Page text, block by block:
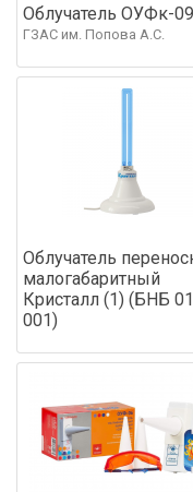
Облучатель ОУФк-
ГЗАС им. Попова А.С.
Облучатель
малогабаритный
Кристалл (1) (БНБ
001)